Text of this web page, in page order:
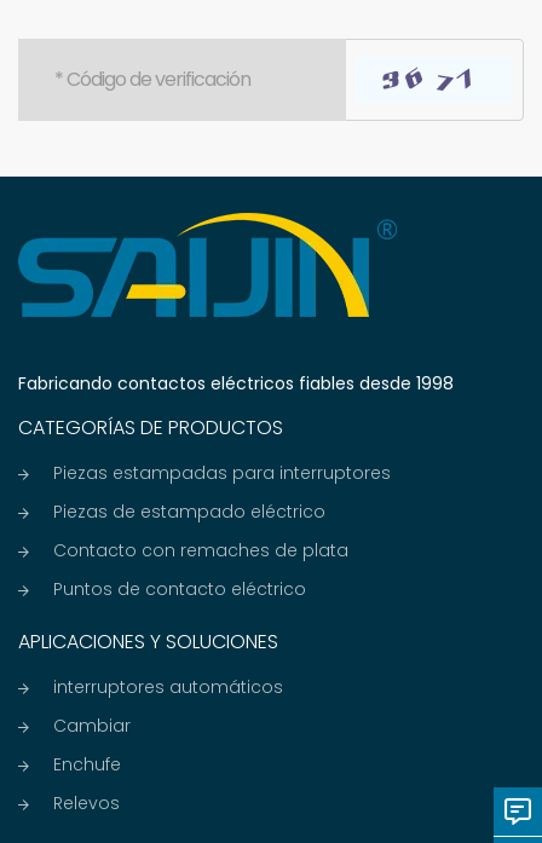
Fabricando contactos eléctricos fiables desde 1998
CATEGORÍAS DE PRODUCTOS
Piezas estampadas para interruptores
Piezas de estampado eléctrico
Contacto con remaches de plata
Puntos de contacto eléctrico
APLICACIONES Y SOLUCIONES
interruptores automáticos
Cambiar
Enchufe
Relevos